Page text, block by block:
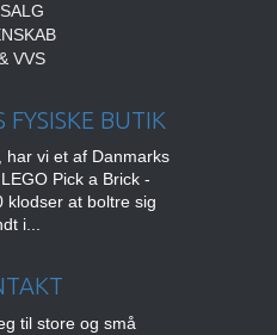
VVS
FYSISKE BUTIK
har vi et af Danmarks
Pick a Brick -
klodser at boltre sig
i...
til store og små